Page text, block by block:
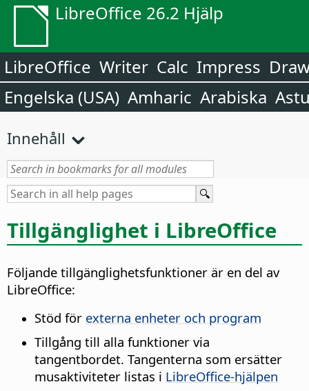
LibreOffice 26.2 Hjälp
LibreOffice Writer Calc Impress
Engelska (USA) Amharic Arabiska
Innehåll
Tillgänglighet i LibreOffice
Följande tillgänglighetsfunktioner är en del av
LibreOffice:
Stöd för externa enheter och program
Tillgång till alla funktioner via
tangentbordet. Tangenterna som ersätter
musaktiviteter listas i LibreOffice-hjälpen